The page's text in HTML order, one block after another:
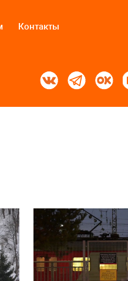
Контакты